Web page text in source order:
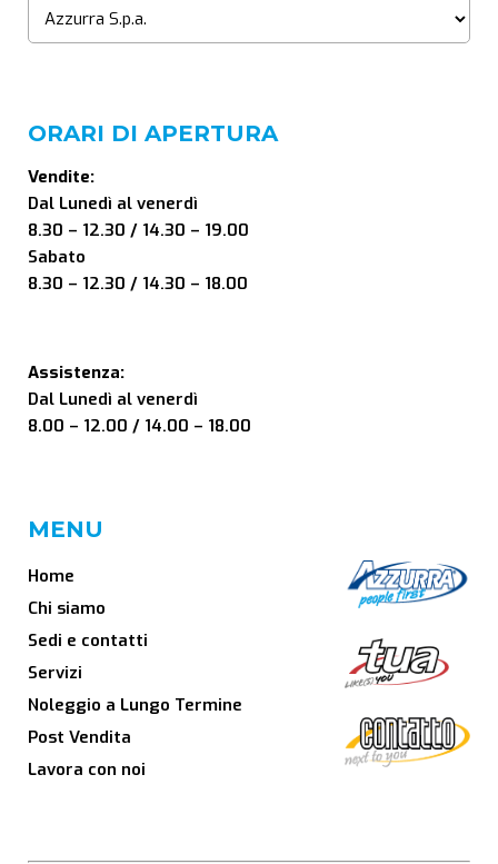
ORARI DI APERTURA
Vendite:
Dal Lunedì al venerdì
8.30 – 12.30 / 14.30 – 19.00
Sabato
8.30 – 12.30 / 14.30 – 18.00
Assistenza:
Dal Lunedì al venerdì
8.00 – 12.00 / 14.00 – 18.00
MENU
Home
Chi siamo
Sedi e contatti
Servizi
Noleggio a Lungo Termine
Post Vendita
Lavora con noi